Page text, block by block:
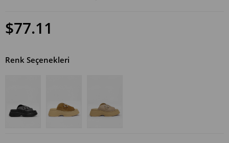
$77.11
Renk Seçenekleri